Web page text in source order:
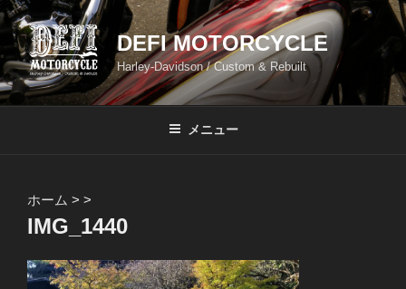
コ
ン
テ
ン
ツ
DEFI MOTORCYCLE
Harley-Davidson / Custom & Rebuilt
メニュー
ホーム > >
IMG_1440